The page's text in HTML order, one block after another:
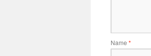
Name *